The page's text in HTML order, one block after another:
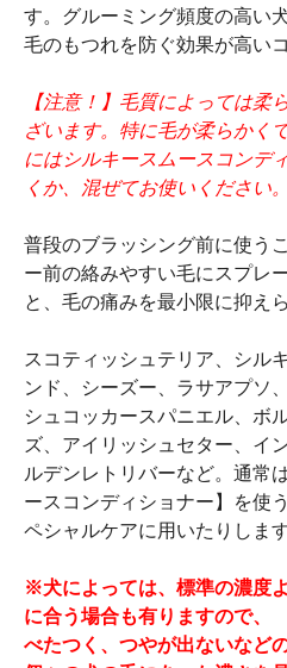
す。グルーミング頻度の高い
毛のもつれを防ぐ効果が高い
【注意！】毛質によっては柔
ざいます。特に毛が柔らかく
にはシルキースムースコンデ
くか、混ぜてお使いください。
普段のブラッシング前に使う
ー前の絡みやすい毛にスプレ
と、毛の痛みを最小限に抑え
スコティッシュテリア、シル
ンド、シーズー、ラサアプソ
シュコッカースパニエル、ボ
ズ、アイリッシュセター、イ
ルデンレトリバーなど。通常
ースコンディショナー】を使
ペシャルケアに用いたりします
※犬によっては、標準の濃度
に合う場合も有りますので、
べたつく、つやが出ないなど